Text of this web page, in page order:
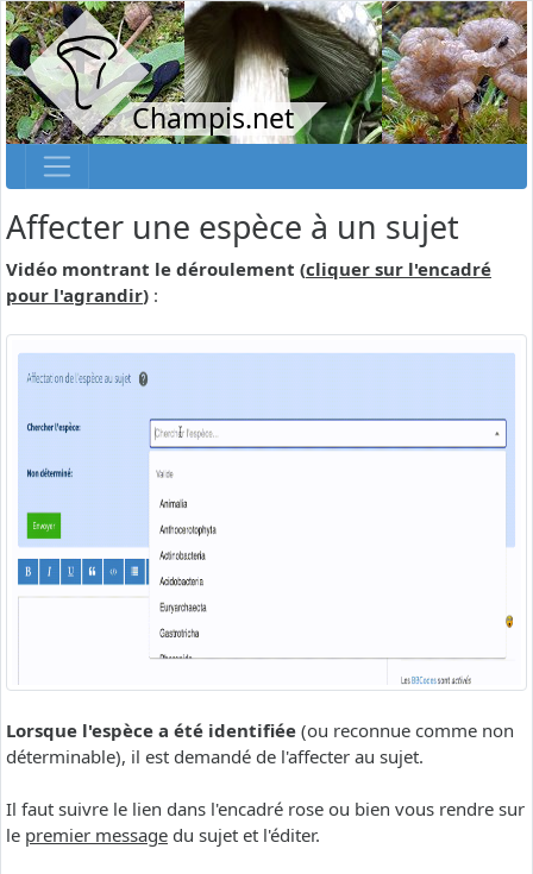
Champis.net
Affecter une espèce à un sujet
Vidéo montrant le déroulement (cliquer sur l'encadré
pour l'agrandir) :
Lorsque l'espèce a été identifiée (ou reconnue comme non
déterminable), il est demandé de l'affecter au sujet.
Il faut suivre le lien dans l'encadré rose ou bien vous rendre sur
le premier message du sujet et l'éditer.